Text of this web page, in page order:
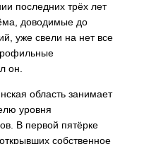
последних трёх лет
доводимые до
уже свели на нет все
он.
область занимает
уровня
В первой пятёрке
собственное